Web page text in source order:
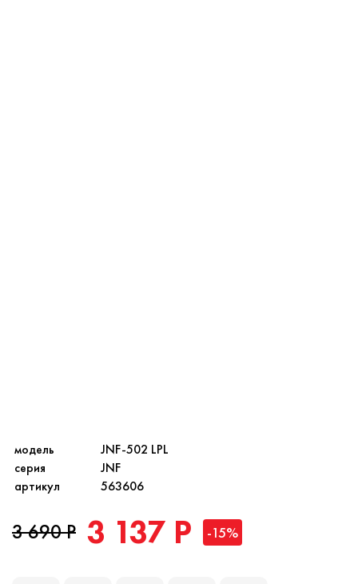
модель
JNF-502 LPL
серия
JNF
артикул
563606
3 690 Р 3 137 Р -15%